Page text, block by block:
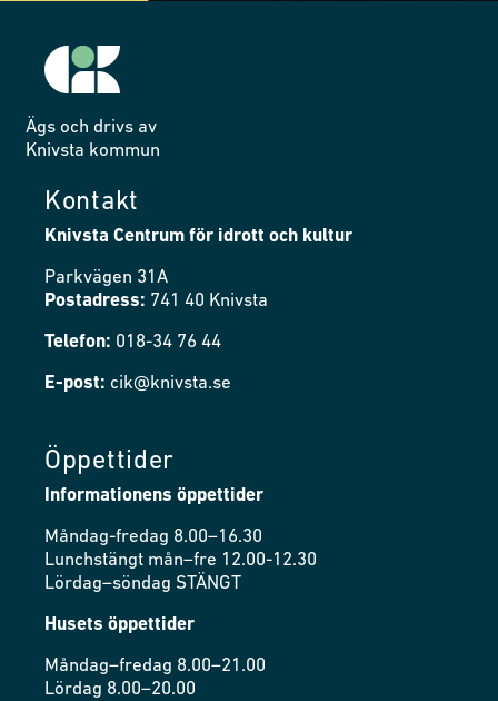
Ägs och drivs av
Knivsta kommun
Kontakt
Knivsta Centrum för idrott och kultur
Parkvägen 31A
Postadress: 741 40 Knivsta
Telefon: 018-34 76 44
E-post: cik@knivsta.se
Öppettider
Informationens öppettider
Måndag-fredag 8.00–16.30
Lunchstängt mån–fre 12.00-12.30
Lördag–söndag STÄNGT
Husets öppettider
Måndag–fredag 8.00–21.00
Lördag 8.00–20.00